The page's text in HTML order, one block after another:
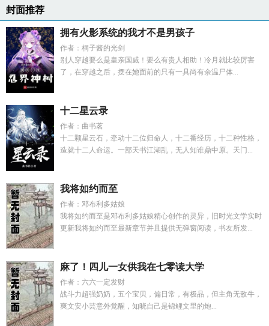
封面推荐
拥有火影系统的我才不是男孩子
作者：桐子酱的光剑
别人穿越要么是皇亲国戚！要么有贵人相助！冷月就比较厉害
了，在穿越之后，摆在她面前的只有一具尚有余温尸体...
十二星云录
作者：曲书茗
十二颗星云石，牵动十二位归命人，十二番经历，十二种性格，
造就十二人命运。一部天书江湖乱，无人知谁鼎中原。天门...
我将如约而至
作者：邓布利多姑娘
我将如约而至是邓布利多姑娘精心创作的灵异，旧时光文学实时
更新我将如约而至最新章节并且提供无弹窗阅读，书友所发...
麻了！四儿一女供我在七零读大学
作者：六六一定发财
战斗力超强奶奶，五个宝贝，偏日常，有极品，但主角无敌牛，
爽文安小芸意外觉醒，知晓自己是锦鲤文里的炮...